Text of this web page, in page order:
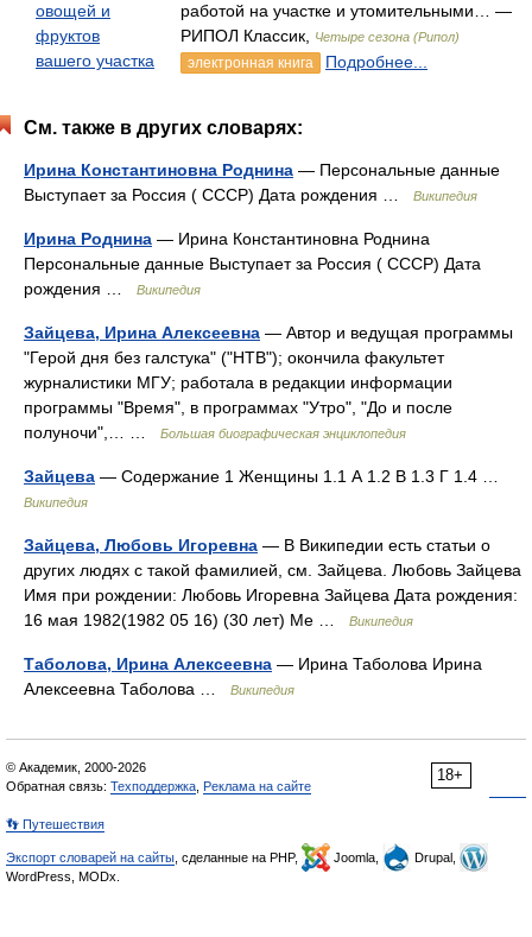
овощей и
фруктов
вашего участка
работой на участке и утомительными… —
РИПОЛ Классик,
Четыре сезона (Рипол)
электронная книга Подробнее...
См. также в других словарях:
Ирина Константиновна Роднина — Персональные данные
Выступает за Россия ( СССР) Дата рождения …
Википедия
Ирина Роднина — Ирина Константиновна Роднина
Персональные данные Выступает за Россия ( СССР) Дата
рождения …
Википедия
Зайцева, Ирина Алексеевна — Автор и ведущая программы
"Герой дня без галстука" ("НТВ"); окончила факультет
журналистики МГУ; работала в редакции информации
программы "Время", в программах "Утро", "До и после
полуночи",… …
Большая биографическая энциклопедия
Зайцева — Содержание 1 Женщины 1.1 А 1.2 В 1.3 Г 1.4 …
Википедия
Зайцева, Любовь Игоревна — В Википедии есть статьи о
других людях с такой фамилией, см. Зайцева. Любовь Зайцева
Имя при рождении: Любовь Игоревна Зайцева Дата рождения:
16 мая 1982(1982 05 16) (30 лет) Ме …
Википедия
Таболова, Ирина Алексеевна — Ирина Таболова Ирина
Алексеевна Таболова …
Википедия
18+
© Академик, 2000-2026
Обратная связь: Техподдержка Реклама на сайте
👣 Путешествия
Экспорт словарей на сайты , сделанные на PHP, Joomla,
Drupal,
WordPress, MODx.